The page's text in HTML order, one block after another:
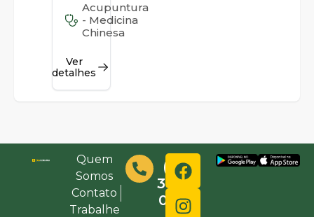
Acupuntura
- Medicina
Chinesa
Ver
detalhes
Quem
Somos
Contato
Trabalhe
(48)
3632-
0000